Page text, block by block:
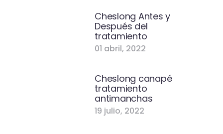
Cheslong Antes y
Después del
tratamiento
01 abril, 2022
Cheslong canapé
tratamiento
antimanchas
19 julio, 2022